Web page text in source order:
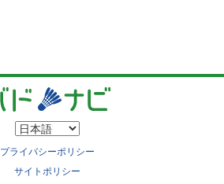
プライバシーポリシー
サイトポリシー